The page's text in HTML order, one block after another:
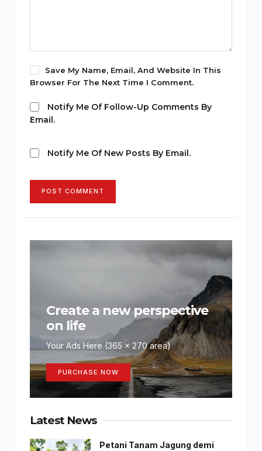
Save My Name, Email, And Website In This
Browser For The Next Time I Comment.
Notify Me Of Follow-Up Comments By
Email.
Notify Me Of New Posts By Email.
POST COMMENT
Create a new perspective
on life
Your Ads Here (365 x 270 area)
PURCHASE NOW
Latest News
Petani Tanam Jagung demi